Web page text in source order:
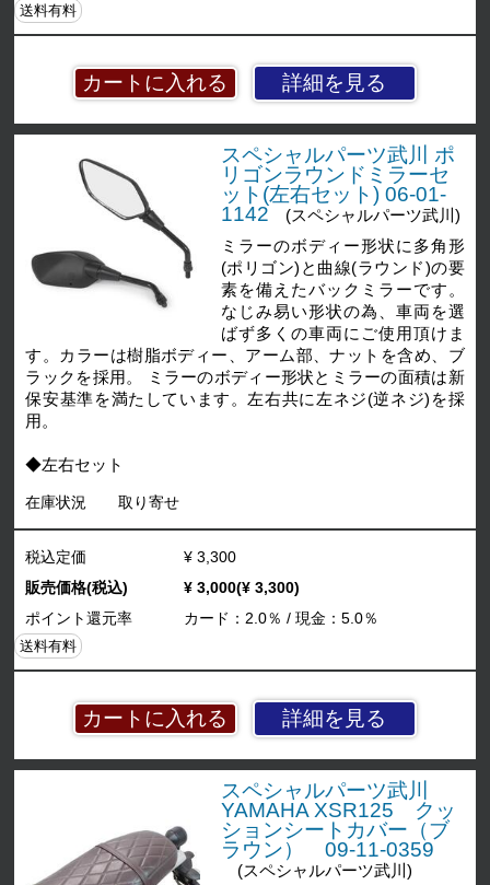
詳細を見る
送料有料
スペシャルパーツ武川 ポ
リゴンラウンドミラーセ
ット(左右セット) 06-01-
1142
(スペシャルパーツ武川)
ミラーのボディー形状に多角形
(ポリゴン)と曲線(ラウンド)の要
素を備えたバックミラーです。
なじみ易い形状の為、車両を選
ばず多くの車両にご使用頂けま
す。カラーは樹脂ボディー、アーム部、ナットを含め、ブ
ラックを採用。 ミラーのボディー形状とミラーの面積は新
保安基準を満たしています。左右共に左ネジ(逆ネジ)を採
用。
◆左右セット
在庫状況 取り寄せ
詳細を見る
税込定価
¥ 3,300
販売価格(税込)
¥ 3,000(¥ 3,300)
ポイント還元率
カード：2.0％ / 現金：5.0％
送料有料
スペシャルパーツ武川
YAMAHA XSR125 クッ
ションシートカバー（ブ
ラウン） 09-11-0359
(スペシャルパーツ武川)